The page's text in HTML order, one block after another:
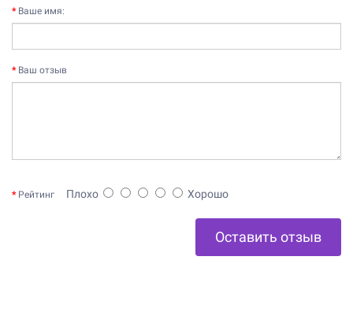
Ваше имя:
Ваш отзыв
Рейтинг Плохо Хорошо
Оставить отзыв